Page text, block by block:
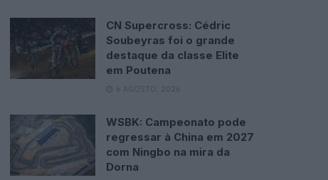
CN Supercross: Cédric
Soubeyras foi o grande
destaque da classe Elite
em Poutena
6 AGOSTO, 2026
WSBK: Campeonato pode
regressar à China em 2027
com Ningbo na mira da
Dorna